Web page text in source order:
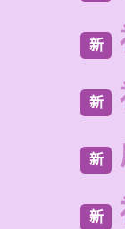
新
新
新
新